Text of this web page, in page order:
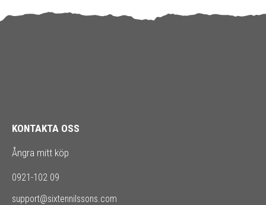
KONTAKTA OSS
Ångra mitt köp
0921-102 09
support@sixtennilssons.com